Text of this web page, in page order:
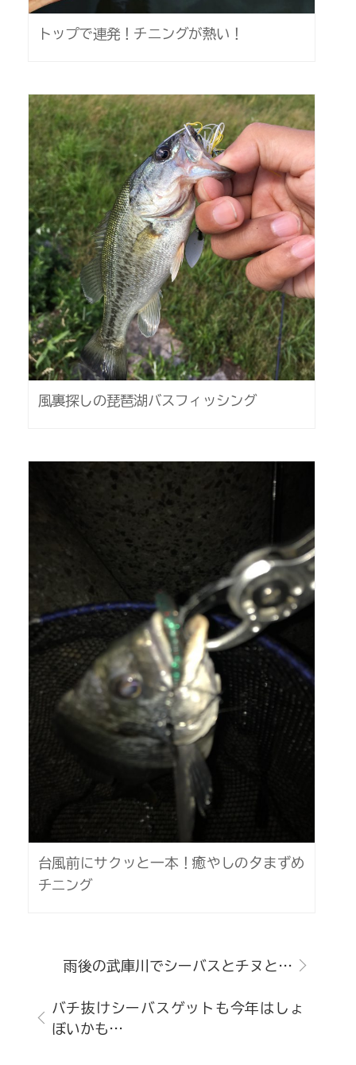
トップで連発！チニングが熱い！
風裏探しの琵琶湖バスフィッシング
台風前にサクッと一本！癒やしの夕まずめ
チニング
バチ抜けシーバスゲットも今年はしょ
ぼいかも…
雨後の武庫川でシーバスとチヌと…